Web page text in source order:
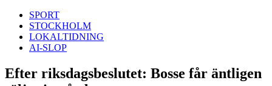
SPORT
STOCKHOLM
LOKALTIDNING
AI-SLOP
Efter riksdagsbeslutet: Bosse får äntligen